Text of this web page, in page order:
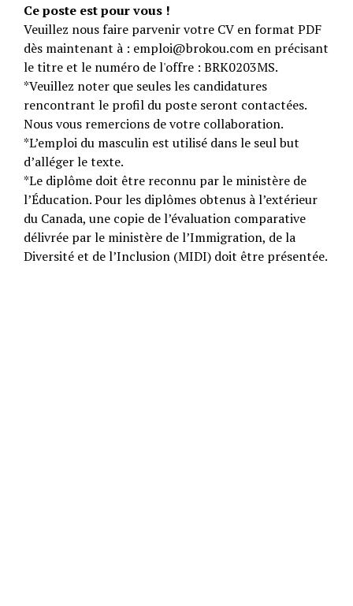
Ce poste est pour vous !
Veuillez nous faire parvenir votre CV en format PDF
dès maintenant à : emploi@brokou.com en précisant
le titre et le numéro de l'offre : BRK0203MS.
*Veuillez noter que seules les candidatures
rencontrant le profil du poste seront contactées.
Nous vous remercions de votre collaboration.
*L’emploi du masculin est utilisé dans le seul but
d’alléger le texte.
*Le diplôme doit être reconnu par le ministère de
l’Éducation. Pour les diplômes obtenus à l’extérieur
du Canada, une copie de l’évaluation comparative
délivrée par le ministère de l’Immigration, de la
Diversité et de l’Inclusion (MIDI) doit être présentée.